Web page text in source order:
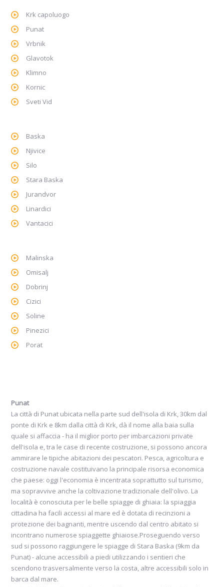
Krk capoluogo
Punat
Vrbnik
Glavotok
Klimno
Kornic
Sveti Vid
Baska
Njivice
Silo
Stara Baska
Jurandvor
Linardici
Vantacici
Malinska
Omisalj
Dobrinj
Cizici
Soline
Pinezici
Porat
Punat
La città di Punat ubicata nella parte sud dell'isola di Krk, 30km dal
ponte di Krk e 8km dalla città di Krk, dà il nome alla baia sulla
quale si affaccia - ha il miglior porto per imbarcazioni private
dell'isola e, tra le case di recente costruzione, si possono ancora
ammirare le tipiche abitazioni dei pescatori. Pesca, agricoltura e
costruzione navale costituivano la principale risorsa economica
che paese: oggi l'economia è incentrata soprattutto sul turismo,
ma sopravvive anche la coltivazione tradizionale dell'olivo. La
località è conosciuta per le belle spiagge di ghiaia: la spiaggia
cittadina ha facili accessi al mare ed è dotata di recinzioni a
protezione dei bagnanti, mentre uscendo dal centro abitato si
incontrano numerose spiaggette ghiaiose.Proseguendo verso
sud si possono raggiungere le spiagge di Stara Baska (9km da
Punat) - alcune accessibili a piedi utilizzando i sentieri che
scendono trasversalmente verso la costa, altre accessibili solo in
barca dal mare.